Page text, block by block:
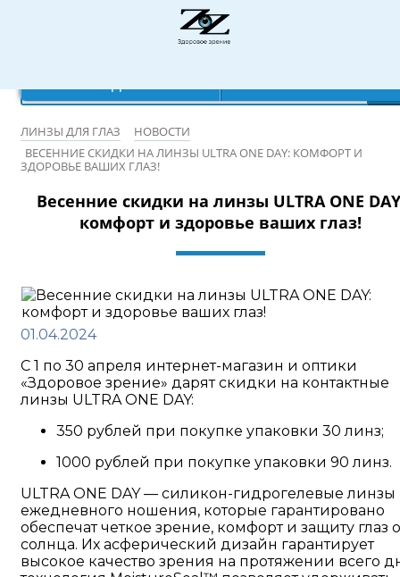
Режим работы: 10:00-20:00
Записаться на бесплатную проверку зрения
ЛИНЗЫ ДЛЯ ГЛАЗ
НОВОСТИ
ВЕСЕННИЕ СКИДКИ НА ЛИНЗЫ ULTRA ONE DAY: КОМФОРТ И
ЗДОРОВЬЕ ВАШИХ ГЛАЗ!
Весенние скидки на линзы ULTRA ONE
комфорт и здоровье ваших глаз!
01.04.2024
С 1 по 30 апреля интернет-магазин и оптики
«Здоровое зрение» дарят скидки на контактные
линзы ULTRA ONE DAY:
350 рублей при покупке упаковки 30 линз;
1000 рублей при покупке упаковки 90 линз.
ULTRA ONE DAY — силикон-гидрогелевые линзы
ежедневного ношения, которые гарантировано
обеспечат четкое зрение, комфорт и защиту глаз
солнца. Их асферический дизайн гарантирует
высокое качество зрения на протяжении всего